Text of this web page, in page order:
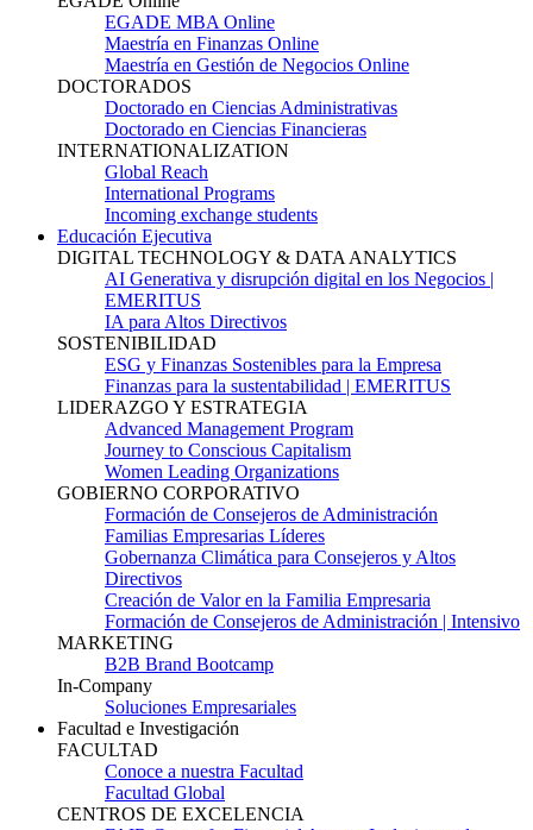
EGADE MBA Online
Maestría en Finanzas Online
Maestría en Gestión de Negocios Online
DOCTORADOS
Doctorado en Ciencias Administrativas
Doctorado en Ciencias Financieras
INTERNATIONALIZATION
Global Reach
International Programs
Incoming exchange students
Educación Ejecutiva
DIGITAL TECHNOLOGY & DATA ANALYTICS
AI Generativa y disrupción digital en los Negocios |
EMERITUS
IA para Altos Directivos
SOSTENIBILIDAD
ESG y Finanzas Sostenibles para la Empresa
Finanzas para la sustentabilidad | EMERITUS
LIDERAZGO Y ESTRATEGIA
Advanced Management Program
Journey to Conscious Capitalism
Women Leading Organizations
GOBIERNO CORPORATIVO
Formación de Consejeros de Administración
Familias Empresarias Líderes
Gobernanza Climática para Consejeros y Altos
Directivos
Creación de Valor en la Familia Empresaria
Formación de Consejeros de Administración | Intensivo
MARKETING
B2B Brand Bootcamp
In-Company
Soluciones Empresariales
Facultad e Investigación
FACULTAD
Conoce a nuestra Facultad
Facultad Global
CENTROS DE EXCELENCIA